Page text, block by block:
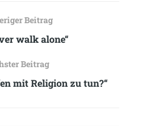
Beitrag
walk alone“
Beitrag
mit Religion zu tun?“